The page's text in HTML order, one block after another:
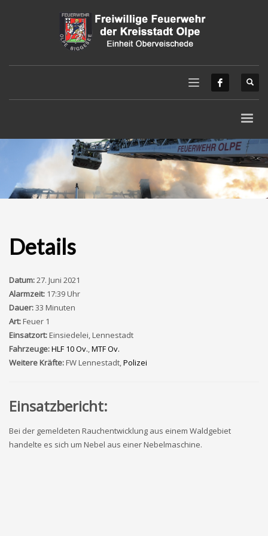
Details
Datum:27. Juni 2021
Alarmzeit: 17:39 Uhr
Dauer:33 Minuten
Art:Feuer 1
Einsatzort:Einsiedelei, Lennestadt
Fahrzeuge:HLF 10 Ov.,MTF Ov.
Weitere Kräfte:FW Lennestadt,Polizei
Einsatzbericht:
Bei der gemeldeten Rauchentwicklung aus einem Waldgebiet
handelte es sich um Nebel aus einer Nebelmaschine.